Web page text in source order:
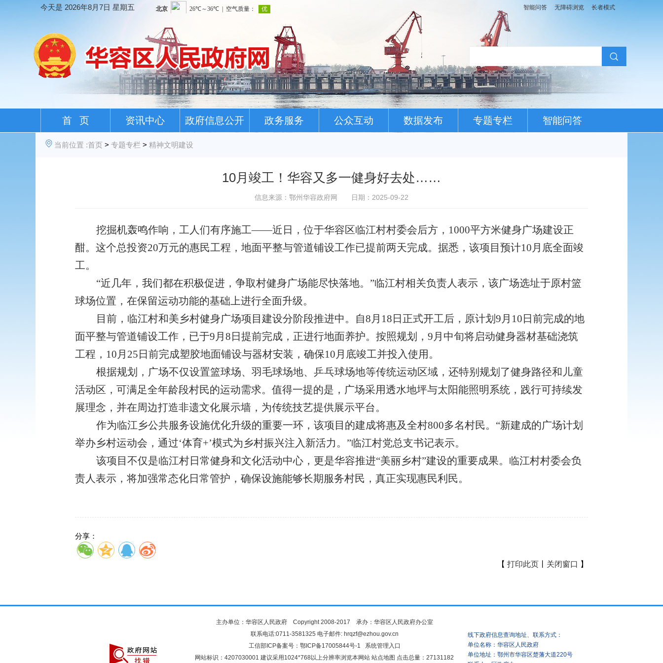
1 2 3
今天是 2026年8月7日 星期五 智能问答 无障碍浏览 长者模式
首 页 资讯中心 政府信息公开 政务服务 公众互动 数据发布 专题专栏 智能问答
当前位置 :首页 > 专题专栏 > 精神文明建设
10月竣工！华容又多一健身好去处……
信息来源：鄂州华容政府网 日期：2025-09-22
挖掘机轰鸣作响，工人们有序施工——近日，位于华容区临江村村委会后方，1000平方米健身广场建设正
酣。这个总投资20万元的惠民工程，地面平整与管道铺设工作已提前两天完成。据悉，该项目预计10月底全面竣
工。
“近几年，我们都在积极促进，争取村健身广场能尽快落地。”临江村相关负责人表示，该广场选址于原村篮
球场位置，在保留运动功能的基础上进行全面升级。
目前，临江村和美乡村健身广场项目建设分阶段推进中。自8月18日正式开工后，原计划9月10日前完成的地
面平整与管道铺设工作，已于9月8日提前完成，正进行地面养护。按照规划，9月中旬将启动健身器材基础浇筑
工程，10月25日前完成塑胶地面铺设与器材安装，确保10月底竣工并投入使用。
根据规划，广场不仅设置篮球场、羽毛球场地、乒乓球场地等传统运动区域，还特别规划了健身路径和儿童
活动区，可满足全年龄段村民的运动需求。值得一提的是，广场采用透水地坪与太阳能照明系统，践行可持续发
展理念，并在周边打造非遗文化展示墙，为传统技艺提供展示平台。
作为临江乡公共服务设施优化升级的重要一环，该项目的建成将惠及全村800多名村民。“新建成的广场计划
举办乡村运动会，通过‘体育+’模式为乡村振兴注入新活力。”临江村党总支书记表示。
该项目不仅是临江村日常健身和文化活动中心，更是华容推进“美丽乡村”建设的重要成果。临江村村委会负
责人表示，将加强常态化日常管护，确保设施能够长期服务村民，真正实现惠民利民。
分享：
【 打印此页 关闭窗口 】
主办单位：华容区人民政府 Copyright 2008-2017 承办：华容区人民政府办公室
联系电话:0711-3581325 电子邮件: hrqzf@ezhou.gov.cn
工信部ICP备案号： 鄂ICP备17005844号-1
系统管理入口
网站标识：4207030001 建议采用1024*768以上分辨率浏览本网站 站点地图 点击总量： 27131182
线下政府信息查询地址、联系方式：
单位名称：华容区人民政府
单位地址：鄂州市华容区楚藩大道220号